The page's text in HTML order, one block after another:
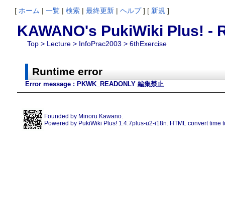
[ ホーム | 一覧 | 検索 | 最終更新 | ヘルプ] [ 新規 ]
KAWANO's PukiWiki Plus! -
Top> Lecture> InfoPrac2003 > 6thExercise
Runtime error
Error message : PKWK_READONLY 編集禁止
Founded by Minoru Kawano.
Powered by PukiWiki Plus! 1.4.7plus-u2-i18n. HTML convert time